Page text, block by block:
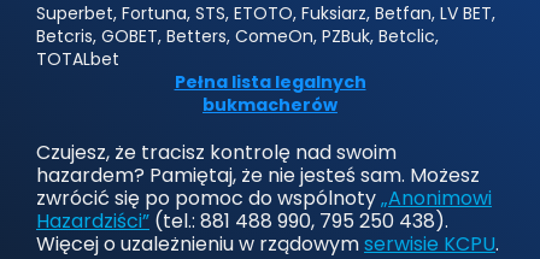
Superbet, Fortuna, STS, ETOTO, Fuksiarz, Betfan, LV BET,
Betcris, GOBET, Betters, ComeOn, PZBuk, Betclic,
TOTALbet
Pełna lista legalnych
bukmacherów
Czujesz, że tracisz kontrolę nad swoim
hazardem? Pamiętaj, że nie jesteś sam. Możesz
zwrócić się po pomoc do wspólnoty„Anonimowi
Hazardziści” (tel.: 881 488 990, 795 250 438).
Więcej o uzależnieniu w rządowymserwisie KCPU.